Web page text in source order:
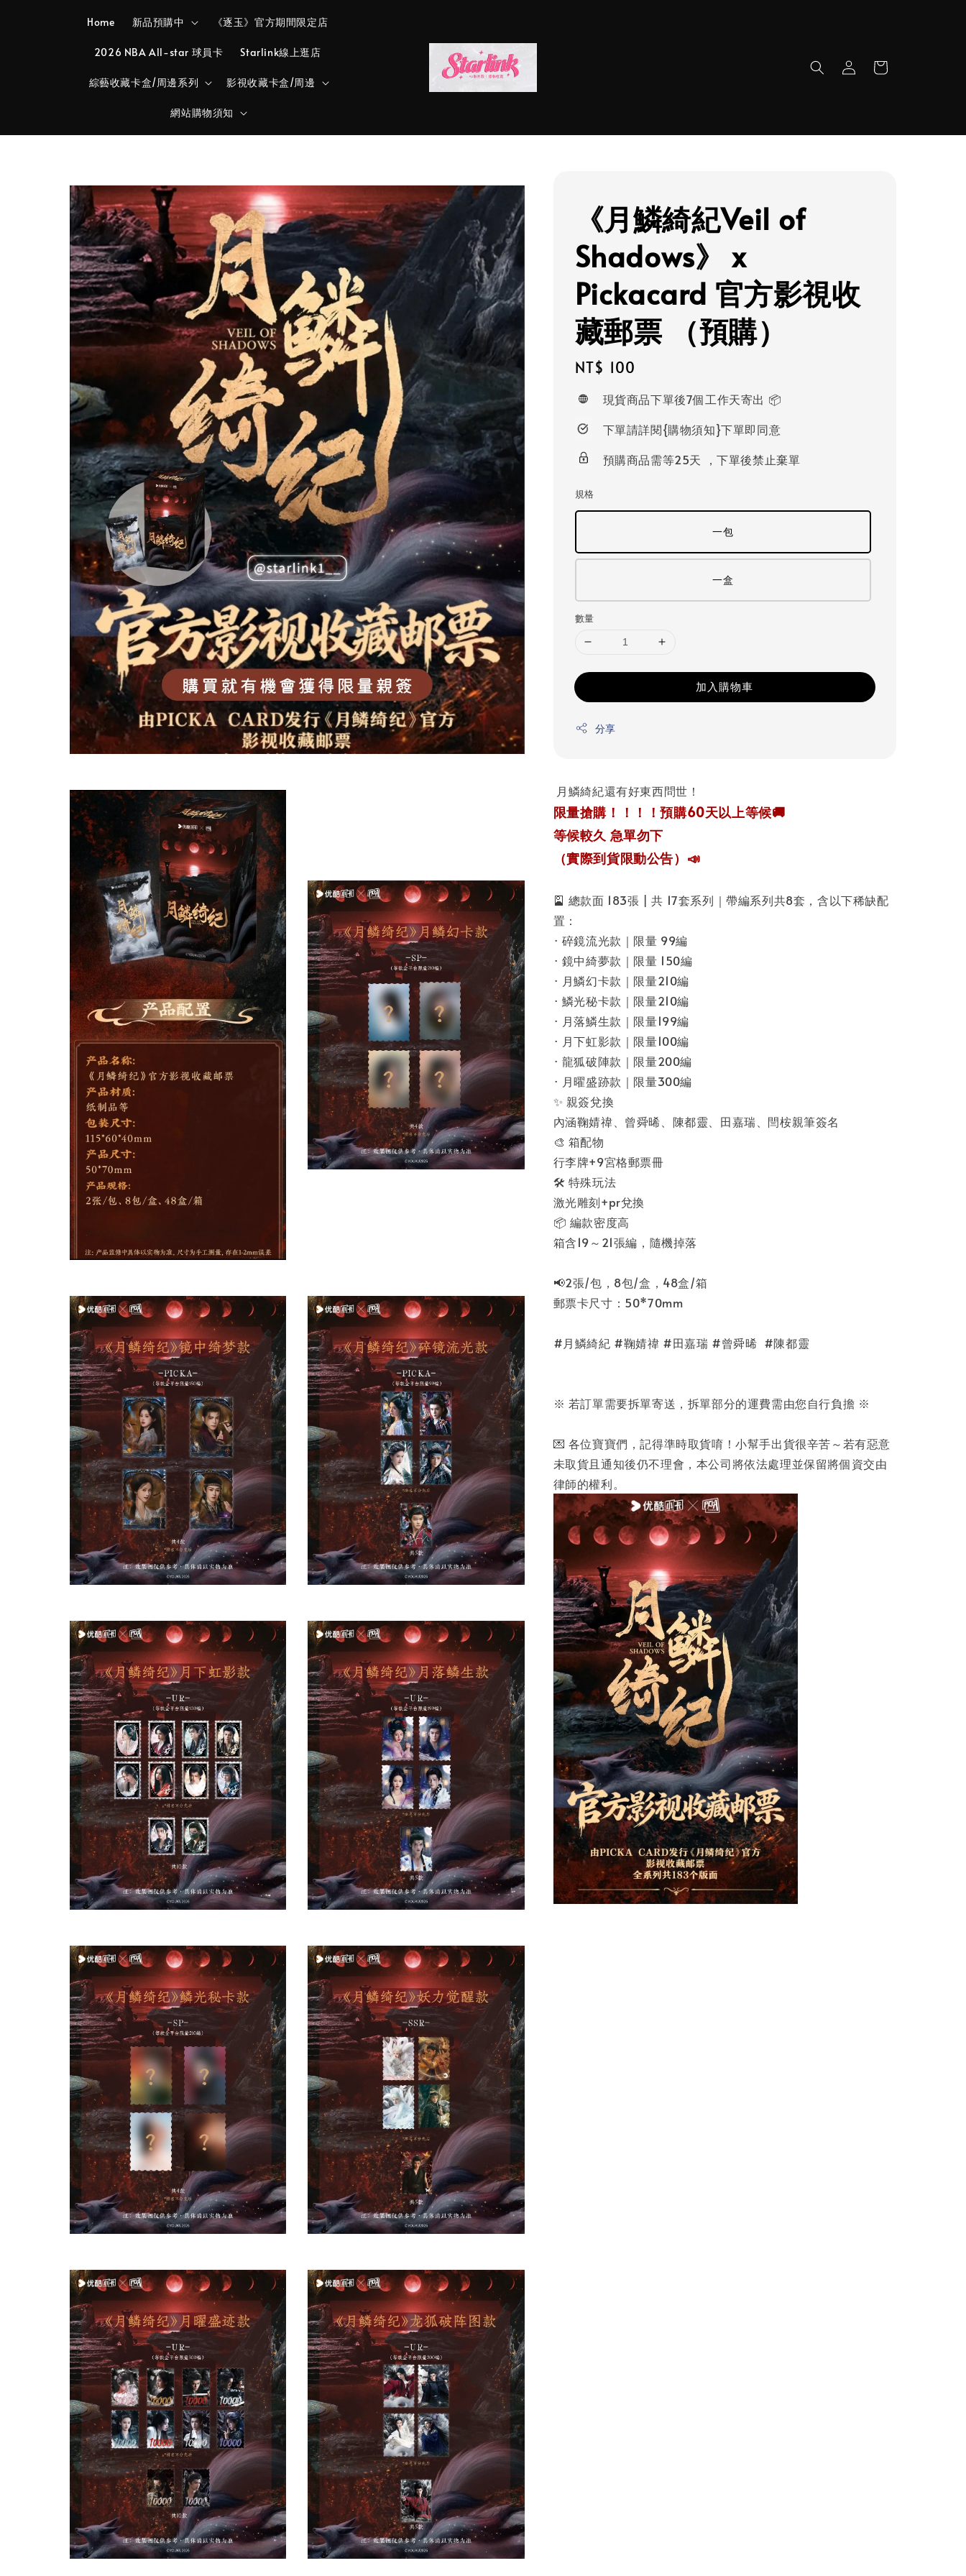
Home 新品預購中 《逐玉》官方期間限定店
2026 NBA All-star 球員卡 Starlink線上逛店
綜藝收藏卡盒/周邊系列 影視收藏卡盒/周邊
網站購物須知
《月鱗綺紀Veil of
Shadows》 x
Pickacard 官方影視收
藏郵票 （預購）
Regular
price
NT$ 100
現貨商品下單後7個工作天寄出 📦
下單請詳閱{購物須知}下單即同意
預購商品需等25天 ，下單後禁止棄單
規格
一包
一盒
數量
加入購物車
分享
月鱗綺紀還有好東西問世！
限量搶購！！！！預購60天以上等候🚚
等候較久 急單勿下
（實際到貨限動公告）📣
🎴 總款面 183張 | 共 17套系列｜帶編系列共8套，含以下稀缺配
置：
· 碎鏡流光款｜限量 99編
· 鏡中綺夢款｜限量 150編
· 月鱗幻卡款｜限量210編
· 鱗光秘卡款｜限量210編
· 月落鱗生款｜限量199編
· 月下虹影款｜限量100編
· 龍狐破陣款｜限量200編
· 月曜盛跡款｜限量300編
✨ 親簽兌換
內涵鞠婧禕、曾舜晞、陳都靈、田嘉瑞、閆桉親筆簽名
🎨 箱配物
行李牌+9宮格郵票冊
🛠 特殊玩法
激光雕刻+pr兌換
📦 編款密度高
箱含19～21張編，隨機掉落
📢2張/包，8包/盒，48盒/箱
郵票卡尺寸：50*70mm
#月鱗綺紀 #鞠婧禕 #田嘉瑞 #曾舜晞 #陳都靈
※ 若訂單需要拆單寄送，拆單部分的運費需由您自行負擔 ※
💌 各位寶寶們，記得準時取貨唷！小幫手出貨很辛苦～若有惡意
未取貨且通知後仍不理會，本公司將依法處理並保留將個資交由
律師的權利。